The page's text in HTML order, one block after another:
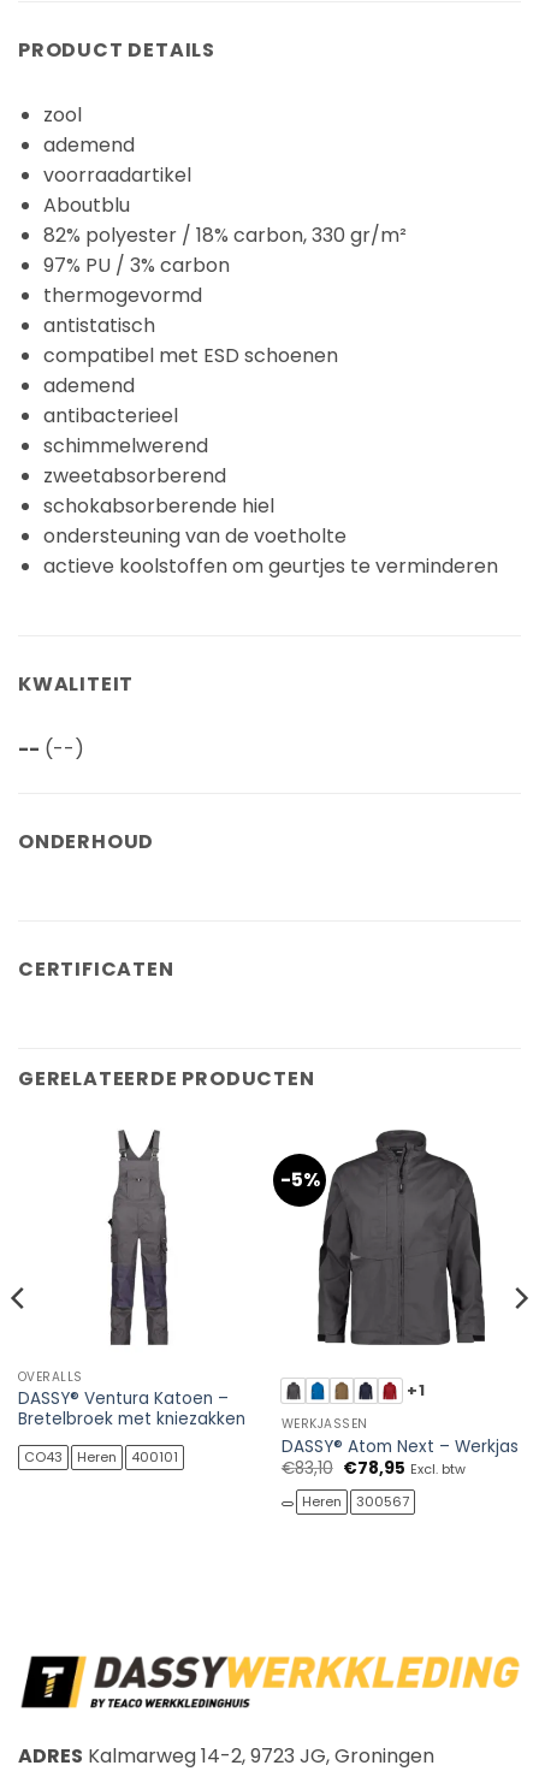
PRODUCT DETAILS
zool
ademend
voorraadartikel
Aboutblu
82% polyester / 18% carbon, 330 gr/m²
97% PU / 3% carbon
thermogevormd
antistatisch
compatibel met ESD schoenen
ademend
antibacterieel
schimmelwerend
zweetabsorberend
schokabsorberende hiel
ondersteuning van de voetholte
actieve koolstoffen om geurtjes te verminderen
KWALITEIT
-- (--)
ONDERHOUD
CERTIFICATEN
GERELATEERDE PRODUCTEN
OVERALLS
DASSY® Ventura Katoen –
Bretelbroek met kniezakken
CO43 Heren 400101
-5%
+1
WERKJASSEN
DASSY® Atom Next – Werkjas
€83,10 Oorspronkelijke
was:
€83,10.
€78,95Huidige
is:
€78,95.
Excl. btw
Heren 300567
ADRES Kalmarweg 14-2, 9723 JG, Groningen